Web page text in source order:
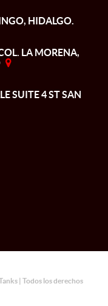
HIDALGO.
LA MORENA,
SUITE 4 ST SAN
| Todos los derechos